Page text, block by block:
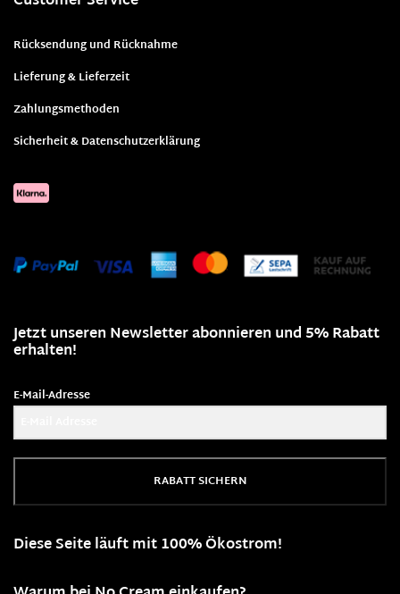
Rücksendung und Rücknahme
Lieferung & Lieferzeit
Zahlungsmethoden
Sicherheit & Datenschutzerklärung
Jetzt unseren Newsletter abonnieren und 5% Rabatt
erhalten!
E-Mail-Adresse
RABATT SICHERN
Diese Seite läuft mit 100% Ökostrom!